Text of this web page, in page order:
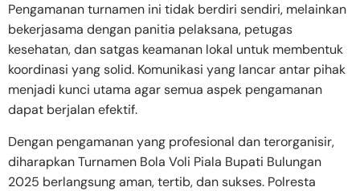
Pengamanan turnamen ini tidak berdiri sendiri, melainkan
bekerjasama dengan panitia pelaksana, petugas
kesehatan, dan satgas keamanan lokal untuk membentuk
koordinasi yang solid. Komunikasi yang lancar antar pihak
menjadi kunci utama agar semua aspek pengamanan
dapat berjalan efektif.
Dengan pengamanan yang profesional dan terorganisir,
diharapkan Turnamen Bola Voli Piala Bupati Bulungan
2025 berlangsung aman, tertib, dan sukses. Polresta